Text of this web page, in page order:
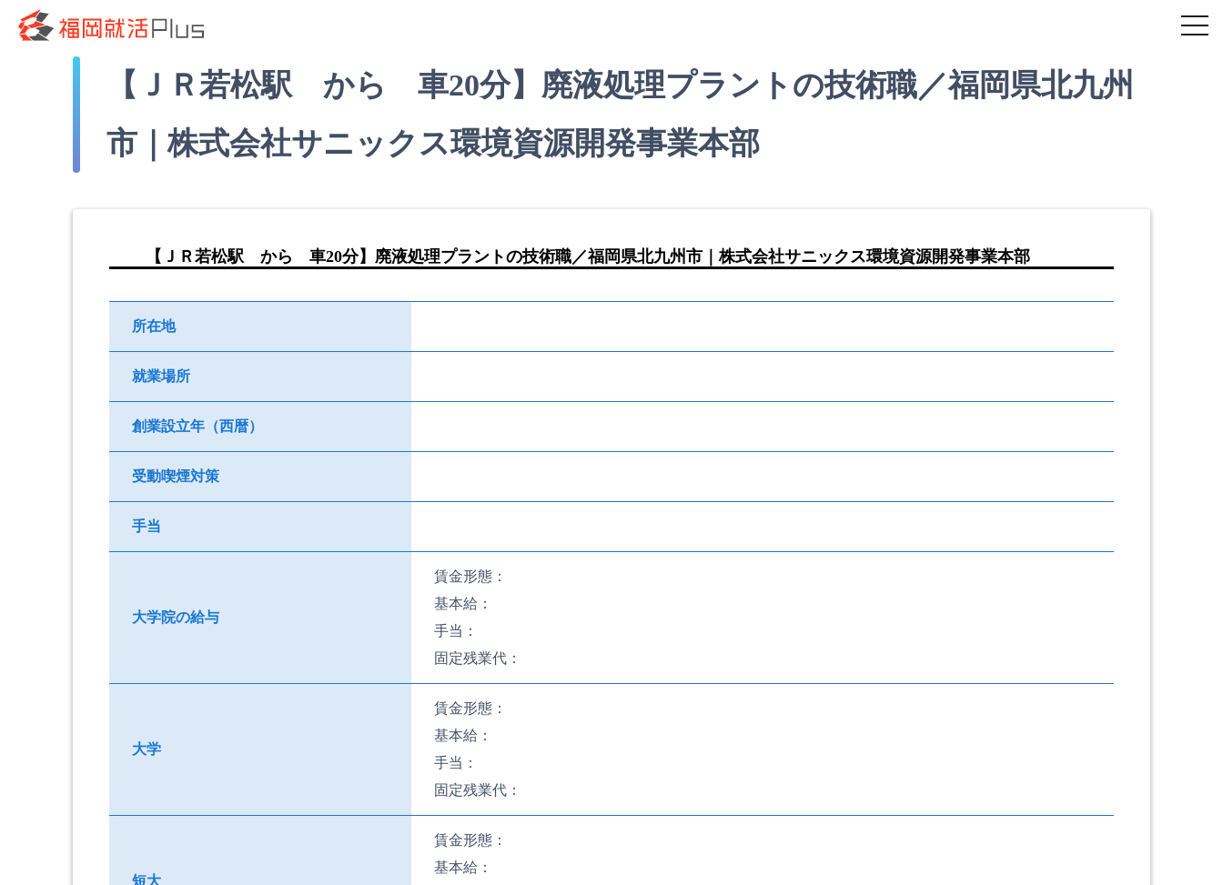
【ＪＲ若松駅 から 車20分】廃液処理プラントの技術職／福岡県北九州
市｜株式会社サニックス環境資源開発事業本部
【ＪＲ若松駅 から 車20分】廃液処理プラントの技術職／福岡県北九州市｜株式会社サニックス環境資源開発事業本部
所在地
就業場所
創業設立年（西暦）
受動喫煙対策
手当
大学院の給与
賃金形態：
基本給：
手当：
固定残業代：
大学
賃金形態：
基本給：
手当：
固定残業代：
短大
賃金形態：
基本給：